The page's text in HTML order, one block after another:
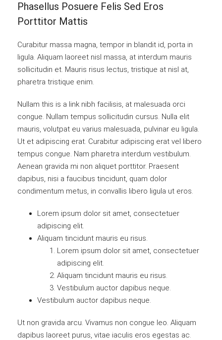
Phasellus Posuere Felis Sed Eros
Porttitor Mattis
Curabitur massa magna, tempor in blandit id, porta in
ligula. Aliquam laoreet nisl massa, at interdum mauris
sollicitudin et. Mauris risus lectus, tristique at nisl at,
pharetra tristique enim.
Nullam this is a link nibh facilisis, at malesuada orci
congue. Nullam tempus sollicitudin cursus. Nulla elit
mauris, volutpat eu varius malesuada, pulvinar eu ligula.
Ut et adipiscing erat. Curabitur adipiscing erat vel libero
tempus congue. Nam pharetra interdum vestibulum.
Aenean gravida mi non aliquet porttitor. Praesent
dapibus, nisi a faucibus tincidunt, quam dolor
condimentum metus, in convallis libero ligula ut eros.
Lorem ipsum dolor sit amet, consectetuer
adipiscing elit.
Aliquam tincidunt mauris eu risus.
Lorem ipsum dolor sit amet, consectetuer
adipiscing elit.
Aliquam tincidunt mauris eu risus.
Vestibulum auctor dapibus neque.
Vestibulum auctor dapibus neque.
Ut non gravida arcu. Vivamus non congue leo. Aliquam
dapibus laoreet purus, vitae iaculis eros egestas ac.